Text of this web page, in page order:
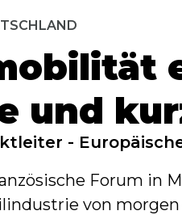
und
-
Forum in
von